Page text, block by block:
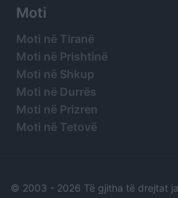
Moti
Moti në Tiranë
Moti në Prishtinë
Moti në Shkup
Moti në Durrës
Moti në Prizren
Moti në Tetovë
© 2003 - 2026 Të gjitha të drejtat